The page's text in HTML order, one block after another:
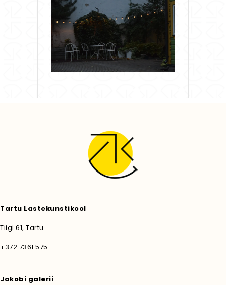
Tartu Lastekunstikool
Tiigi 61, Tartu
+372 7361 575
Jakobi galerii